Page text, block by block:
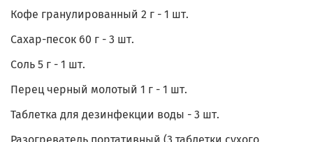
Кофе гранулированный 2 г - 1 шт.
Сахар-песок 60 г - 3 шт.
Соль 5 г - 1 шт.
Перец черный молотый 1 г - 1 шт.
Таблетка для дезинфекции воды - 3 шт.
Разогреватель портативный (3 таблетки сухого